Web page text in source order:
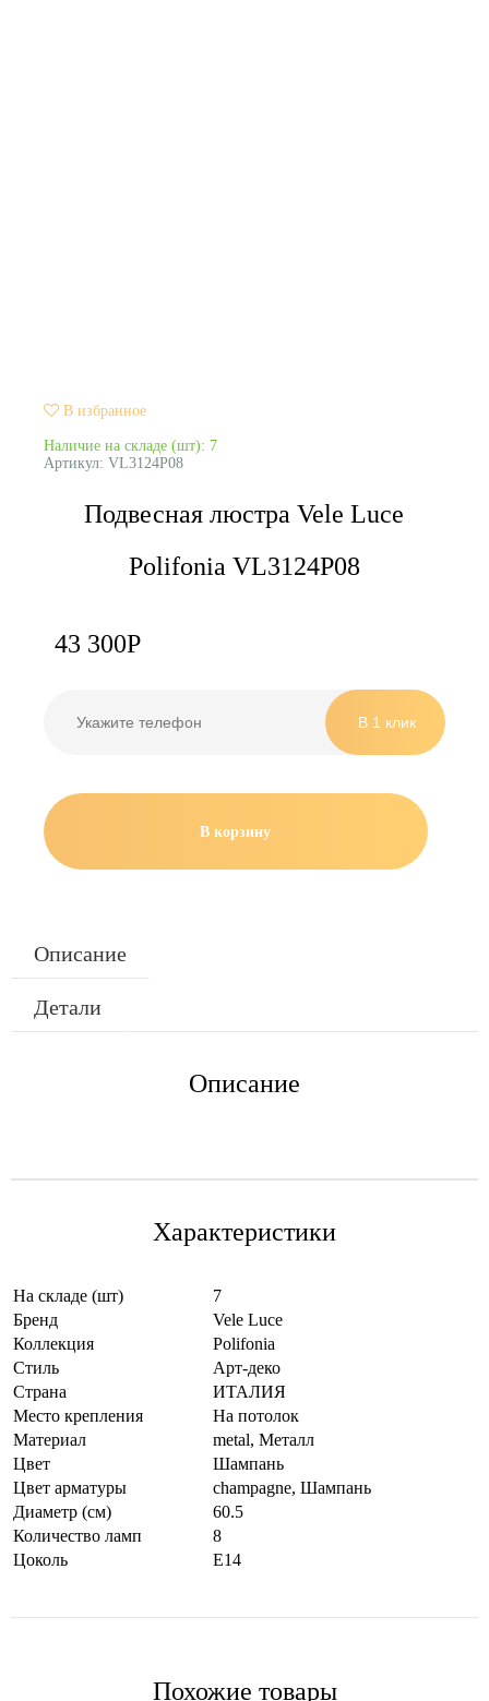
Наличие на складе (шт): 7
В избранное
Подвесная люстра Vele Luce
Polifonia VL3124P08
43 300Р
В корзину
Артикул: VL3124P08
Описание
Детали
Описание
Характеристики
На складе (шт)
7
Бренд
Vele Luce
Коллекция
Polifonia
Стиль
Арт-деко
Страна
ИТАЛИЯ
Место крепления
На потолок
Материал
metal, Металл
Цвет
Шампань
Цвет арматуры
champagne, Шампань
Диаметр (см)
60.5
Количество ламп
8
Цоколь
E14
Похожие товары